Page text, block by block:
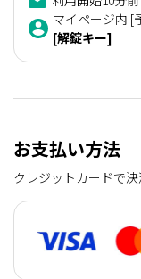
マイページ内 [
[解錠キー]
お支払い方法
クレジットカードで決